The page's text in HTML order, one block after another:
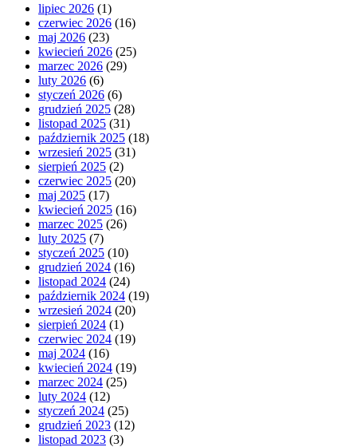
lipiec 2026 (1)
czerwiec 2026 (16)
maj 2026 (23)
kwiecień 2026 (25)
marzec 2026 (29)
luty 2026 (6)
styczeń 2026 (6)
grudzień 2025 (28)
listopad 2025 (31)
październik 2025 (18)
wrzesień 2025 (31)
sierpień 2025 (2)
czerwiec 2025 (20)
maj 2025 (17)
kwiecień 2025 (16)
marzec 2025 (26)
luty 2025 (7)
styczeń 2025 (10)
grudzień 2024 (16)
listopad 2024 (24)
październik 2024 (19)
wrzesień 2024 (20)
sierpień 2024 (1)
czerwiec 2024 (19)
maj 2024 (16)
kwiecień 2024 (19)
marzec 2024 (25)
luty 2024 (12)
styczeń 2024 (25)
grudzień 2023 (12)
listopad 2023 (3)